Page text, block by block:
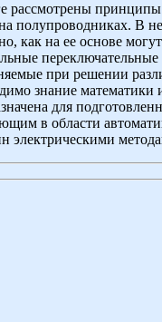
рассмотрены
полупроводниках. В
как на ее основе
при решении
знание
для
в области
электрическими